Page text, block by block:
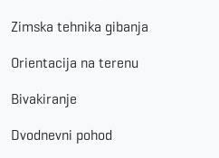
Zimska tehnika gibanja
Orientacija na terenu
Bivakiranje
Dvodnevni pohod